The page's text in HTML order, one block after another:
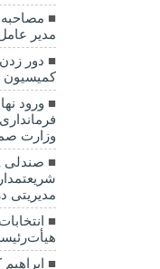
مدیر
دور
کمیسیون
ورود
وزارت
مدیریتی